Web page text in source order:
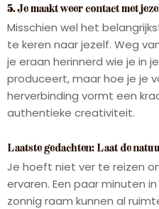
5. Je maakt weer contact met
Misschien wel het
te keren naar jezelf. Weg
je eraan herinnerd wie je in
produceert, maar hoe je je
herverbinding vormt een
authentieke creativiteit.
Laatste gedachten: Laat de
Je hoeft niet ver te reizen
ervaren. Een paar minuten
zonnig raam kunnen al